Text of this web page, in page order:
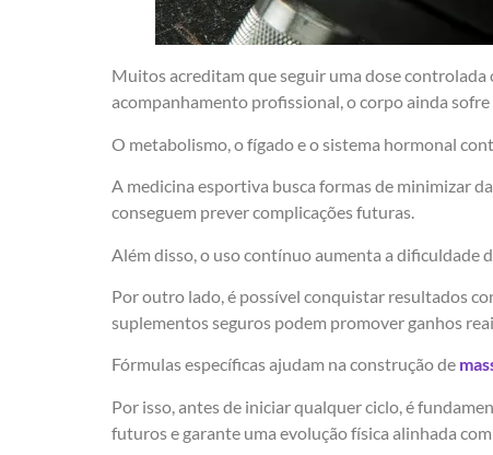
Muitos acreditam que seguir uma dose controlada
acompanhamento profissional, o corpo ainda
O metabolismo, o fígado e o sistema hormonal
A medicina esportiva busca formas de minimizar
conseguem prever complicações futuras.
Além disso, o uso contínuo aumenta a dificuldade
Por outro lado, é possível conquistar resultados
suplementos seguros podem promover ganhos
Fórmulas específicas ajudam na construção de
Por isso, antes de iniciar qualquer ciclo, é
futuros e garante uma evolução física alinhada